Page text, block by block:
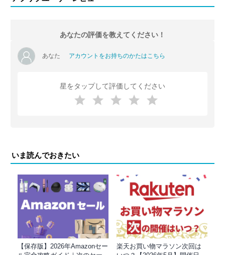
あなたの評価を教えてください！
あなた アカウントをお持ちのかたはこちら
星をタップして評価してください
いま読んでおきたい
【保存版】2026年Amazonセー
楽天お買い物マラソン次回は